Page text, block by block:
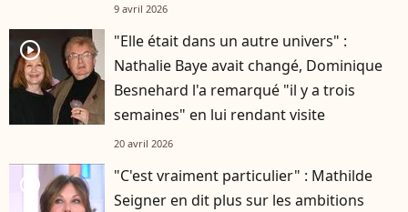
9 avril 2026
player2
"Elle était dans un autre univers" :
Nathalie Baye avait changé, Dominique
Besnehard l'a remarqué "il y a trois
semaines" en lui rendant visite
20 avril 2026
player2
"C'est vraiment particulier" : Mathilde
Seigner en dit plus sur les ambitions